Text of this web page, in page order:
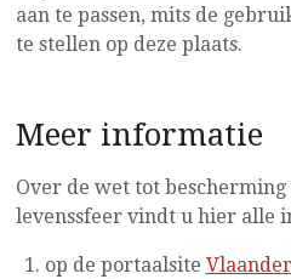
aan te passen, mits de
te stellen op deze plaats.
Meer informatie
Over de wet tot
levenssfeer vindt u hier alle
op de portaalsite